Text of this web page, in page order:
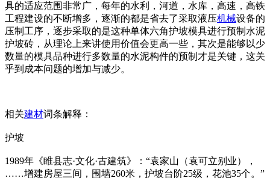
具的适应范围非常广，每年的水利，河道，水库，高速，高铁
工程建设的不断增多，逐渐的都是省去了采取液压机械设备的
压制工序，逐步采取的是这种单体六角护坡模具进行预制水泥
护坡砖，从理论上来讲使用价值会更高一些，其次是能够以少
数量的模具品种进行多数量的水泥构件的预制才是关键，这关
乎到成本问题的增加与减少。
相关建材词条解释：
护坡
1989年《睢县志·文化·古建筑》：“袁家山（袁可立别业），
……增建房屋三间，围墙260米，护坡台阶25级，花池35个。”